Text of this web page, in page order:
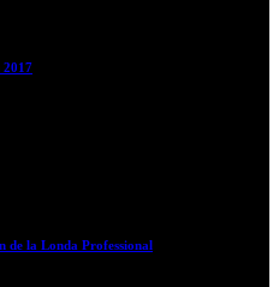
2017
de la Londa Professional